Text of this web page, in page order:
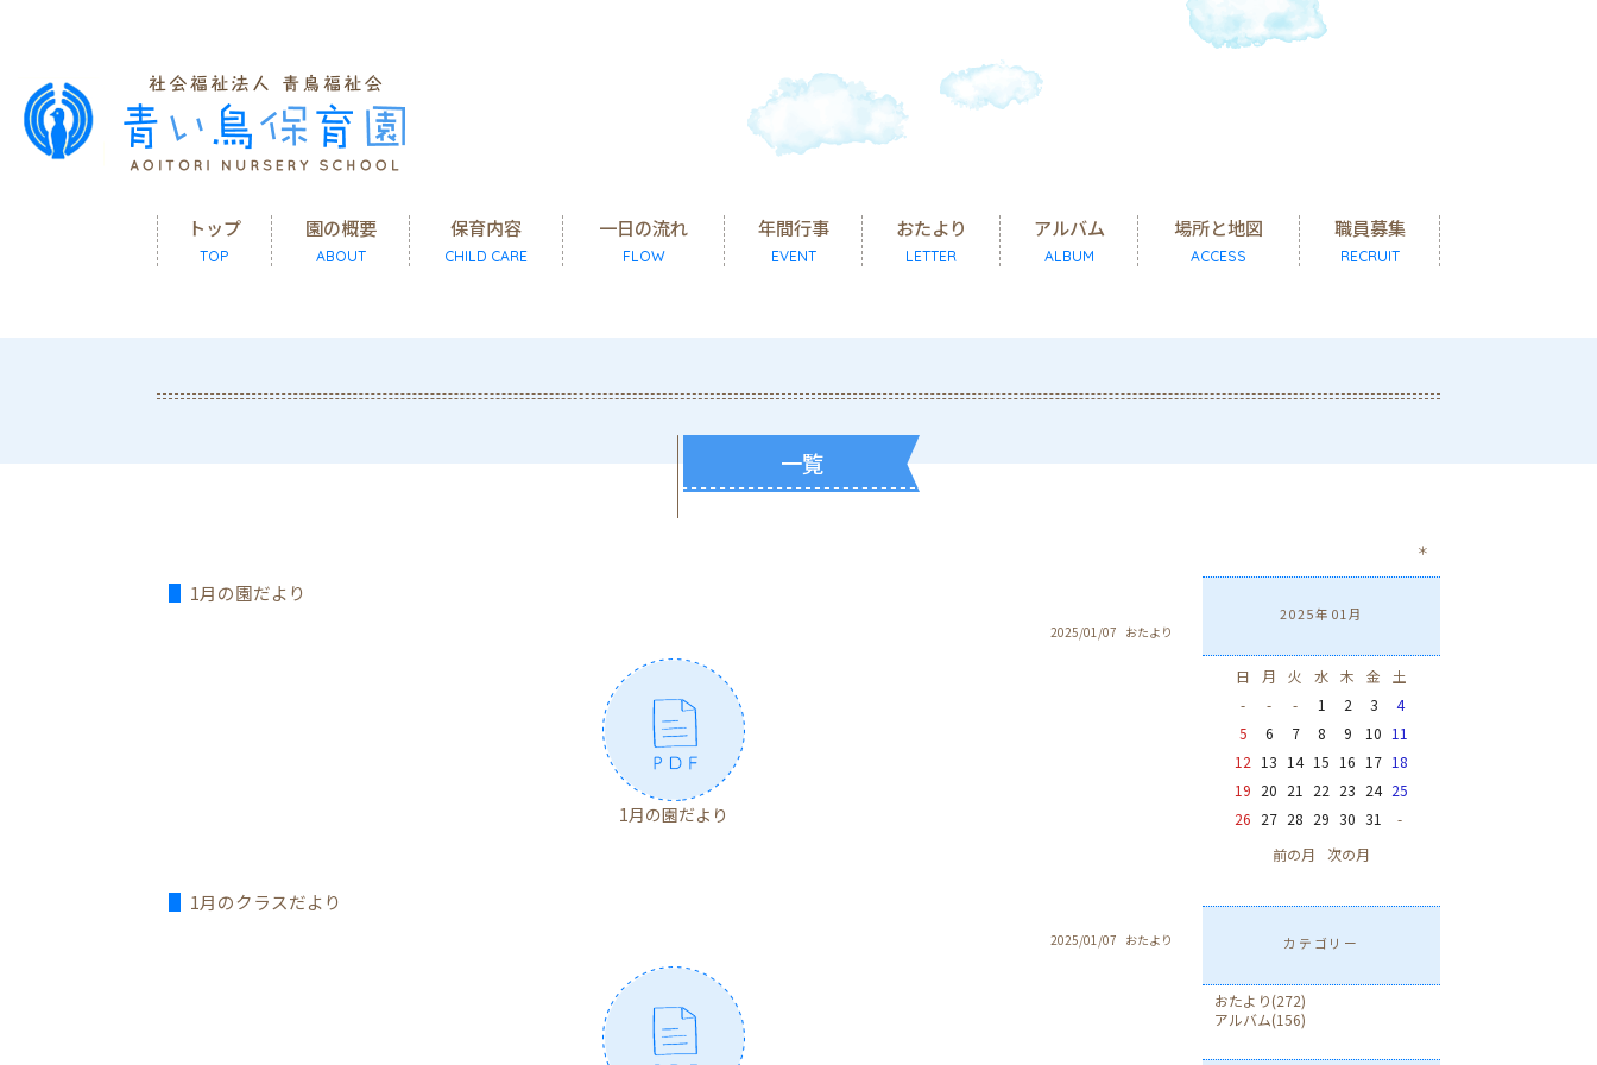
トップ
TOP
園の概要
ABOUT
保育内容
CHILD CARE
一日の流れ
FLOW
年間行事
EVENT
おたより
LETTER
アルバム
ALBUM
場所と地図
ACCESS
職員募集
RECRUIT
一覧
＊
1月の園だより
2025/01/07 おたより
1月の園だより
1月のクラスだより
2025/01/07 おたより
2025年01月
日 月 火 水 木 金
土
-
- - 1 2 3
4
5
6 7 8 9 10 11
12 13 14 15 16 17 18
19 20 21 22 23 24 25
26 27 28 29 30 31
-
前の月
次の月
カテゴリー
おたより(272)
アルバム(156)